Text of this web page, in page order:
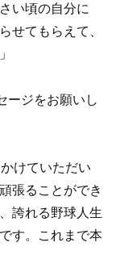
い頃の自分に
せてもらえて、
ージをお願いし
けていただい
張ることができ
誇れる野球人生
す。これまで本